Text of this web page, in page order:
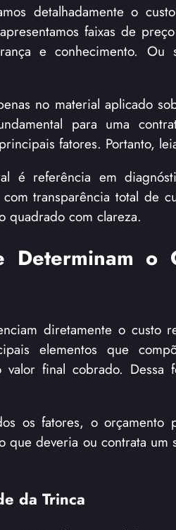
detalhadamente o
faixas de
e conhecimento.
no material aplicado
para uma
fatores. Portanto,
é referência em
transparência total de
quadrado com clareza.
Determinam o
diretamente o custo
elementos que
valor final cobrado.
os fatores, o orçamento
que deveria ou contrata
da Trinca